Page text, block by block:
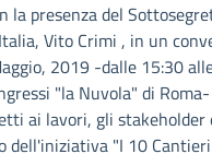
la presenza del
Vito Crimi , in un
2019 -dalle 15:30
"la Nuvola" di
ai lavori, gli stakeholder
dell'iniziativa "I 10